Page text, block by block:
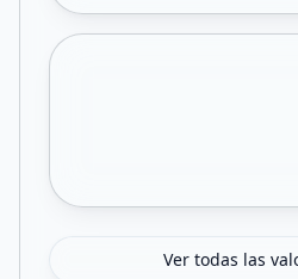
Ver todas las